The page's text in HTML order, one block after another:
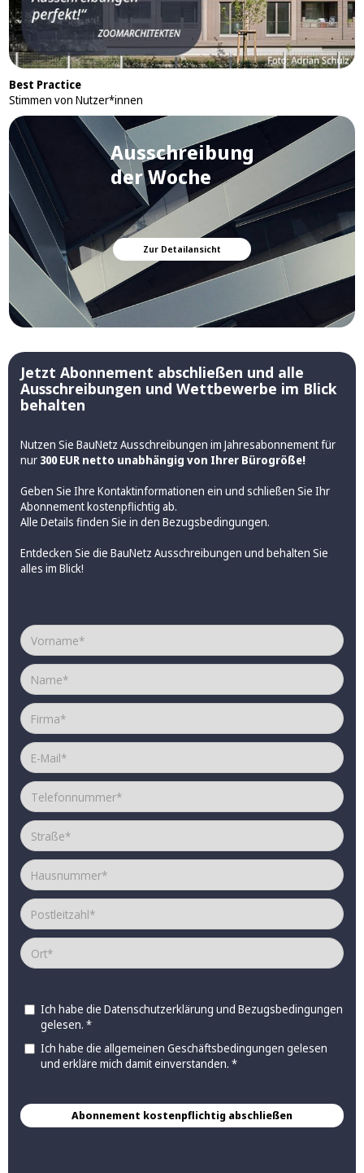
Best Practice
Stimmen von Nutzer*innen
Ausschreibung
der Woche
Zur Detailansicht
Jetzt Abonnement abschließen und alle
Ausschreibungen und Wettbewerbe im Blick
behalten
Nutzen Sie BauNetz Ausschreibungen im Jahresabonnement für
nur 300 EUR netto unabhängig von Ihrer Bürogröße!
Geben Sie Ihre Kontaktinformationen ein und schließen Sie Ihr
Abonnement kostenpflichtig ab.
Alle Details finden Sie in den Bezugsbedingungen.
Entdecken Sie die BauNetz Ausschreibungen und behalten Sie
alles im Blick!
Ich habe die Datenschutzerklärung und Bezugsbedingungen
gelesen. *
Ich habe die allgemeinen Geschäftsbedingungen gelesen
und erkläre mich damit einverstanden. *